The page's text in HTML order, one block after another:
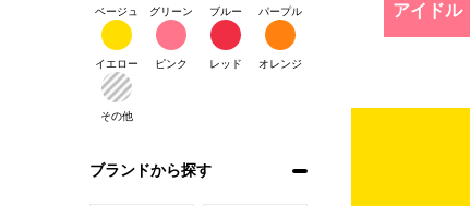
ベージュ グリーン ブルー パープル
イエロー ピンク レッド オレンジ
その他
ブランドから探す
アイドル